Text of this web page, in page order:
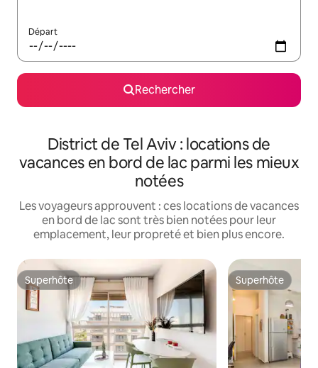
Départ
Rechercher
District de Tel Aviv : locations de
vacances en bord de lac parmi les mieux
notées
Les voyageurs approuvent : ces locations de vacances
en bord de lac sont très bien notées pour leur
emplacement, leur propreté et bien plus encore.
Superhôte
Superhôte Superhôte
Superhôte